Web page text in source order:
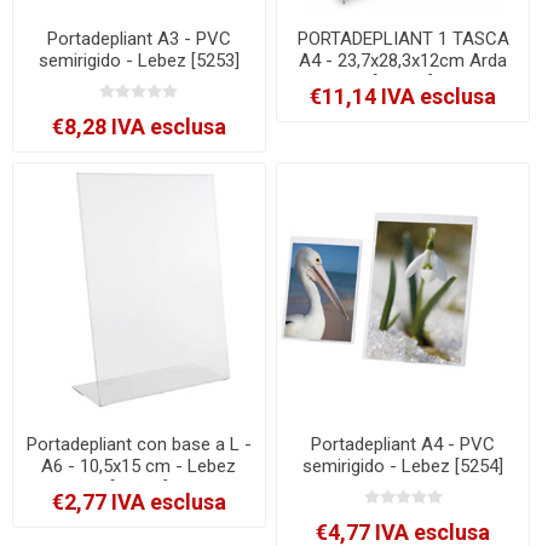
Portadepliant A3 - PVC
semirigido - Lebez [5253]
€8,28 IVA esclusa
PORTADEPLIANT 1 TASCA
A4 - 23,7x28,3x12cm Arda
[70A41]
€11,14 IVA esclusa
Portadepliant con base a L -
A6 - 10,5x15 cm - Lebez
[80986]
€2,77 IVA esclusa
Portadepliant A4 - PVC
semirigido - Lebez [5254]
€4,77 IVA esclusa